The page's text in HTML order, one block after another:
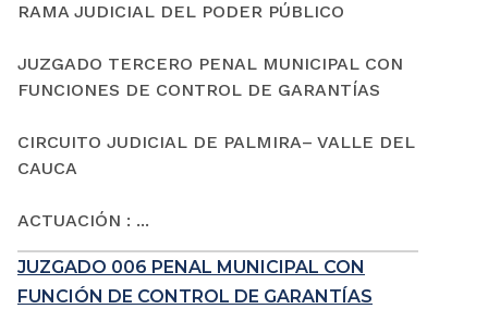
RAMA JUDICIAL DEL PODER PÚBLICO
JUZGADO TERCERO PENAL MUNICIPAL CON
FUNCIONES DE CONTROL DE GARANTÍAS
CIRCUITO JUDICIAL DE PALMIRA– VALLE DEL
CAUCA
ACTUACIÓN : ...
JUZGADO 006 PENAL MUNICIPAL CON
FUNCIÓN DE CONTROL DE GARANTÍAS